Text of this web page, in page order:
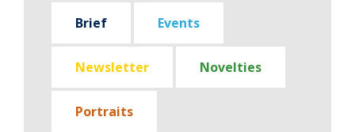
Brief Events
Newsletter Novelties
Portraits